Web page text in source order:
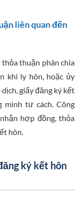
liên quan đến
thuận phân chia
khi ly hôn, hoặc ủy
giấy đăng ký kết
tư cách. Công
hợp đồng, thỏa
hôn.
ký kết hôn